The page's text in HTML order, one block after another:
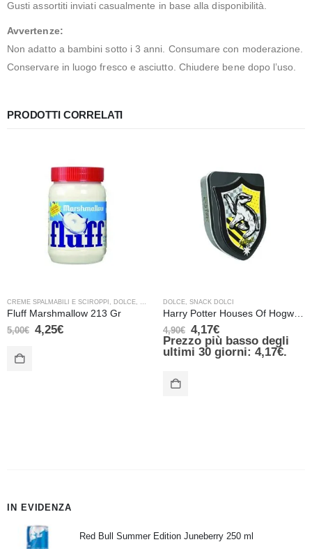
Gusti assortiti inviati casualmente in base alla disponibilità.
Avvertenze:
Non adatto a bambini sotto i 3 anni. Consumare con moderazione.
Conservare in luogo fresco e asciutto. Chiudere bene dopo l’uso.
PRODOTTI CORRELATI
CREME SPALMABILI E SCIROPPI DOLCE
Fluff Marshmallow 213 Gr
5,00€ 4,25€
DOLCE SNACK DOLCI
4,90€ 4,17€
Prezzo più basso degli
ultimi 30 giorni: 4,17€.
IN EVIDENZA
Red Bull Summer Edition Juneberry 250 ml